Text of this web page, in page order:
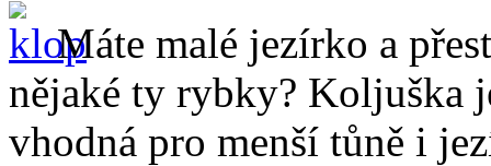
Máte malé jezírko a
nějaké ty rybky? Koljuška
vhodná pro menší tůně i